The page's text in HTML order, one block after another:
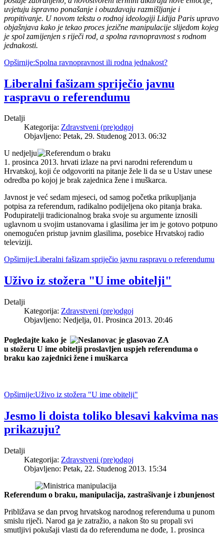
uvjetuju ispravno ponašanje i obuzdavaju razmišljanje i
propitivanje. U novom tekstu o rodnoj ideologiji Lidija Paris upravo
objašnjava kako je tekao proces jezične manipulacije slijedom kojeg
je spol zamijenjen s riječi rod, a spolna ravnopravnost s rodnom
jednakosti.
Opširnije:Spolna ravnopravnost ili rodna jednakost?
Liberalni fašizam spriječio javnu
raspravu o referendumu
Detalji
Kategorija: Zdravstveni (pre)odgoj
Objavljeno: Petak, 29. Studenog 2013. 06:32
U nedjelju
1. prosinca 2013. hrvati izlaze na prvi narodni referendum u
Hrvatskoj, koji će odgovoriti na pitanje žele li da se u Ustav unese
odredba po kojoj je brak zajednica žene i muškarca.
Javnost je već sedam mjeseci, od samog početka prikupljanja
potpisa za referendum, radikalno podijeljena oko pitanja braka.
Podupiratelji tradicionalnog braka svoje su argumente iznosili
uglavnom u svojim ustanovama i glasilima jer im je gotovo potpuno
onemogućen pristup javnim glasilima, posebice Hrvatskoj radio
televiziji.
Opširnije:Liberalni fašizam spriječio javnu raspravu o referendumu
Uživo iz stožera "U ime obitelji"
Detalji
Kategorija: Zdravstveni (pre)odgoj
Objavljeno: Nedjelja, 01. Prosinca 2013. 20:46
Pogledajte kako je
u stožeru U ime obitelji proslavljen uspjeh referenduma o
braku kao zajednici žene i muškarca
Opširnije:Uživo iz stožera "U ime obitelji"
Jesmo li doista toliko blesavi kakvima nas
prikazuju?
Detalji
Kategorija: Zdravstveni (pre)odgoj
Objavljeno: Petak, 22. Studenog 2013. 15:34
Referendum o braku, manipulacija, zastrašivanje i zbunjenost
Približava se dan prvog hrvatskog narodnog referenduma u punom
smislu riječi. Narod ga je zatražio, a nakon što su propali svi
smutljivi pokušaji vlasti da do referenduma ne dođe, 1. prosinca